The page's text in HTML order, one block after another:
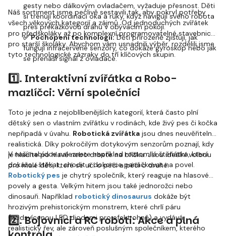
gesty nebo dálkovým ovladačem, vyžaduje přesnost. Děti
si trénují koordinaci oka a ruky, když navigují svého robota
přes překážkovou dráhu v obývacím pokoji.
✅ Pochopení technologií:Děti přirozeně zjišťují, jak
fungují infračervené senzory, co dokáže gyroskop nebo jak
se přenáší signál z ovladače.
Náš sortiment jsme pečlivě sestavili tak, aby pokryl potřeby
všech věkových kategorií a zájmů. Od jednoduchých zvířátek
pro předškoláky až po komplexní programovatelné stavebnice
pro starší školáky. Abychom vám usnadnili výběr, rozdělili jsme
tyto technologické zázraky do tří klíčových skupin.
1️⃣. Interaktivní zvířátka a Robo-
mazlíčci: Věrní společníci
Toto je jedna z nejoblíbenějších kategorií, která často plní
dětský sen o vlastním zvířátku v rodinách, kde živý pes či kočka
nepřipadá v úvahu. Robotická zvířátka jsou dnes neuvěřitelně
realistická. Díky pokročilým dotykovým senzorům poznají, kdy
je hladíte po hlavě nebo drbete na bříšku. Jsou ideální volbou
pro malé děti, které se učí o péči a péči o druhé.
V naší nabídce naleznete například roztomilá štěňátka, která
dokážou štěkat, chodit a dokonce panáčkovat na povel.
Robotický pes je chytrý společník, který reaguje na hlasové
povely a gesta. Velkým hitem jsou také jednorožci nebo
dinosauři. Například robotický dinosaurus dokáže být
hrozivým prehistorickým monstrem, které chrlí páru
(podsvícenou LED diodami pro efekt ohně) a vydává
realistický řev, ale zároveň poslušným společníkem, kterého
2️⃣. Bojovníci a RC roboti: Akce a plná